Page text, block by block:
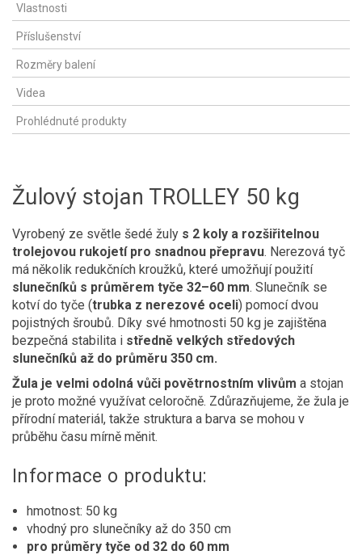
Vlastnosti
Příslušenství
Rozměry balení
Videa
Prohlédnuté produkty
Žulový stojan TROLLEY 50 kg
Vyrobený ze světle šedé žuly s 2 koly a rozšiřitelnou
trolejovou rukojetí pro snadnou přepravu. Nerezová tyč
má několik redukčních kroužků, které umožňují použití
slunečníků s průměrem tyče 32–60 mm. Slunečník se
kotví do tyče (trubka z nerezové oceli) pomocí dvou
pojistných šroubů. Díky své hmotnosti 50 kg je zajištěna
bezpečná stabilita i středně velkých středových
slunečníků až do průměru 350 cm.
Žula je velmi odolná vůči povětrnostním vlivům a stojan
je proto možné využívat celoročně. Zdůrazňujeme, že žula je
přírodní materiál, takže struktura a barva se mohou v
průběhu času mírně měnit.
Informace o produktu:
hmotnost: 50 kg
vhodný pro slunečníky až do 350 cm
pro průměry tyče od 32 do 60 mm